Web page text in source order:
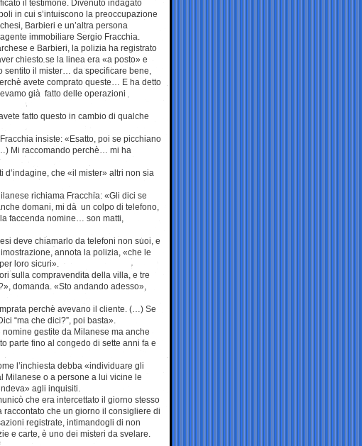
il testimone. Divenuto indagato
in cui s’intuiscono la preoccupazione
Barbieri e un’altra persona
immobiliare Sergio Fracchia.
e Barbieri, la polizia ha registrato
chiesto se la linea era «a posto» e
sentito il mister… da specificare bene,
avete comprato queste… E ha detto
già fatto delle operazioni
fatto questo in cambio di qualche
insiste: «Esatto, poi se picchiano
Mi raccomando perchè… mi ha
d’indagine, che «il mister» altri non sia
richiama Fracchia: «Gli dici se
domani, mi dà un colpo di telefono,
faccenda nomine… son matti,
deve chiamarlo da telefoni non suoi, e
annota la polizia, «che le
loro sicuri».
sulla compravendita della villa, e tre
domanda. «Sto andando adesso»,
perchè avevano il cliente. (…) Se
“ma che dici?”, poi basta».
gestite da Milanese ma anche
parte fino al congedo di sette anni fa e
l’inchiesta debba «individuare gli
Milanese o a persone a lui vicine le
agli inquisiti.
che era intercettato il giorno stesso
che un giorno il consigliere di
registrate, intimandogli di non
e carte, è uno dei misteri da svelare.